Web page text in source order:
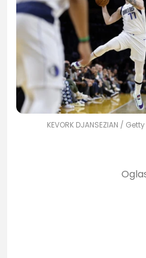
KEVORK DJANSEZIAN /